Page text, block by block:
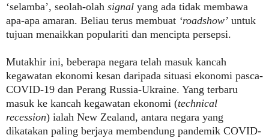
‘selamba’, seolah-olah signal yang ada tidak membawa
apa-apa amaran. Beliau terus membuat ‘roadshow’ untuk
tujuan menaikkan populariti dan mencipta persepsi.
Mutakhir ini, beberapa negara telah masuk kancah
kegawatan ekonomi kesan daripada situasi ekonomi pasca-
COVID-19 dan Perang Russia-Ukraine. Yang terbaru
masuk ke kancah kegawatan ekonomi (technical
recession) ialah New Zealand, antara negara yang
dikatakan paling berjaya membendung pandemik COVID-